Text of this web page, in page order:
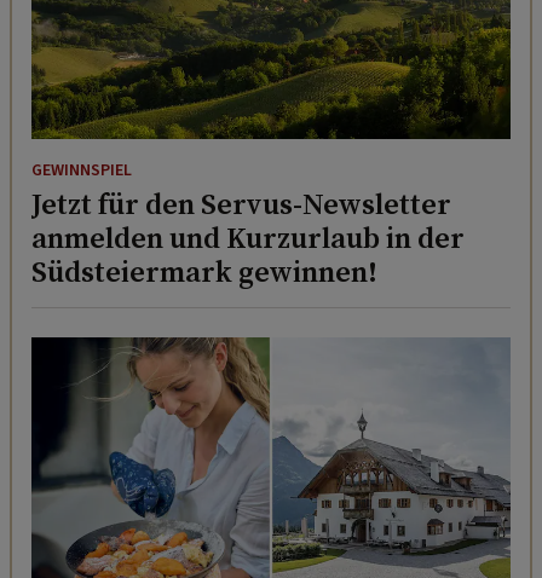
GEWINNSPIEL
Jetzt für den Servus-Newsletter
anmelden und Kurzurlaub in der
Südsteiermark gewinnen!